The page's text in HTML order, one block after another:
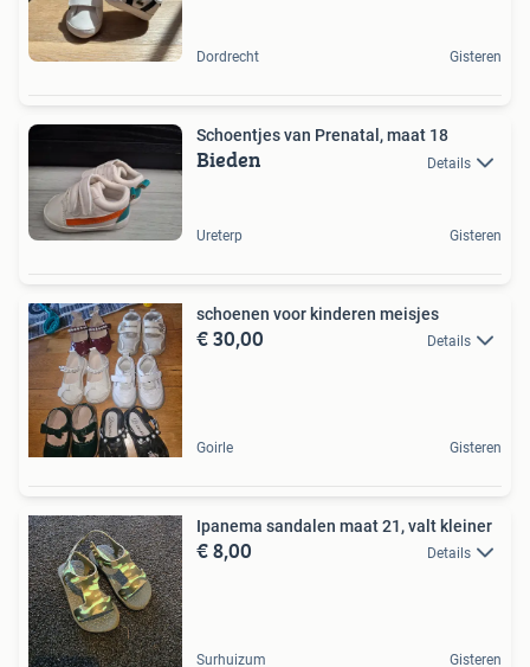
Dordrecht Gisteren
Schoentjes van Prenatal, maat 18
Bieden Details
Ureterp Gisteren
schoenen voor kinderen meisjes
€ 30,00 Details
Goirle Gisteren
Ipanema sandalen maat 21, valt kleiner
€ 8,00 Details
Surhuizum Gisteren